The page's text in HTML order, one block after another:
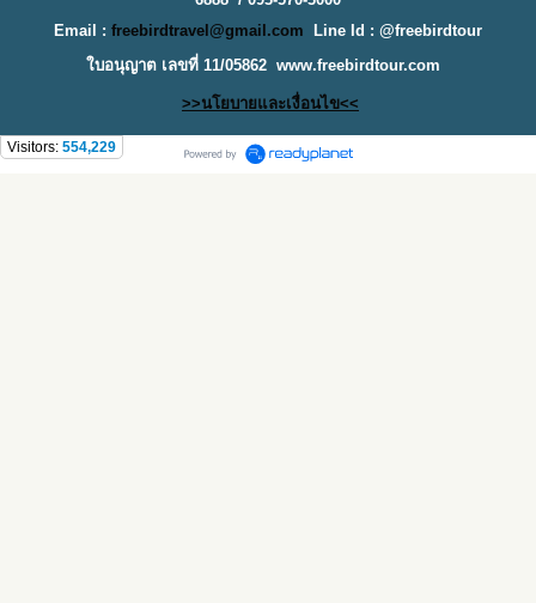
Email : freebirdtravel@gmail.com
Line Id : @freebirdtour
ใบอนุญาต เลขที่ 11/05862 www.freebirdtour.com
>>นโยบายและเงื่อนไข<<
Visitors: 554,229